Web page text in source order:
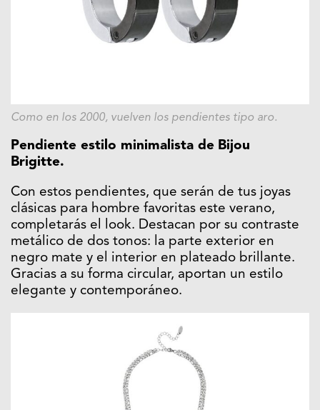
Como en los 2000, vuelven los pendientes tipo aro.
Pendiente estilo minimalista de Bijou
Brigitte.
Con estos pendientes, que serán de tus joyas
clásicas para hombre favoritas este verano,
completarás el look. Destacan por su contraste
metálico de dos tonos: la parte exterior en
negro mate y el interior en plateado brillante.
Gracias a su forma circular, aportan un estilo
elegante y contemporáneo.